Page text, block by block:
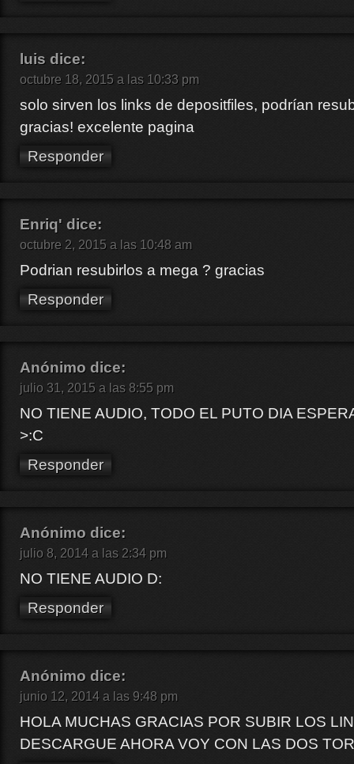
luis dice:
octubre 18, 2015 a las 10:33 pm
solo sirven los links de depositfiles, podrían
gracias! excelente pagina
Responder
Enriq' dice:
octubre 2, 2015 a las 10:48 am
Podrian resubirlos a mega ? gracias
Responder
Anónimo dice:
julio 31, 2015 a las 8:55 pm
NO TIENE AUDIO, TODO EL PUTO DIA
>:C
Responder
Anónimo dice:
julio 8, 2014 a las 2:34 pm
NO TIENE AUDIO D:
Responder
Anónimo dice:
junio 12, 2014 a las 9:48 pm
HOLA MUCHAS GRACIAS POR SUBIR LOS
DESCARGUE AHORA VOY CON LAS DOS